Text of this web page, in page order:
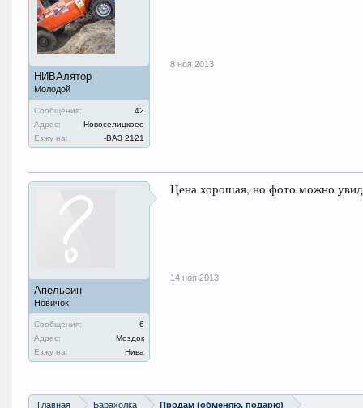
НИВАлятор
Молодой
Сообщения:
42
Адрес:
Новоселицкоео
Езжу на:
-ВАЗ 2121
8 ноя 2013
Апельсин
Новичок
Сообщения:
6
Адрес:
Моздок
Езжу на:
Нива
Цена хорошая, но фото можно
14 ноя 2013
Главная Барахолка Продам (обменяю, подарю)